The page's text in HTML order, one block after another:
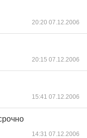
20:20 07.12.2006
20:15 07.12.2006
15:41 07.12.2006
14:31 07.12.2006